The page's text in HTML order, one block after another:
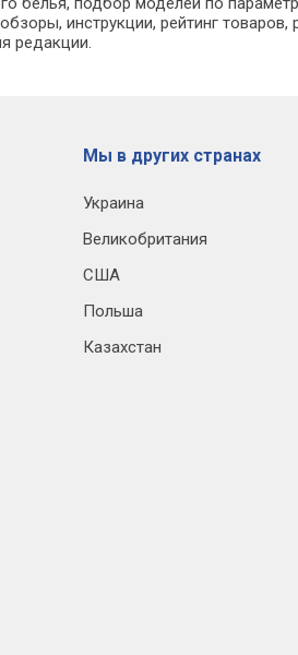
инструкции, рейтинг
редакции.
Мы в других странах
Украина
Великобритания
США
Польша
Казахстан